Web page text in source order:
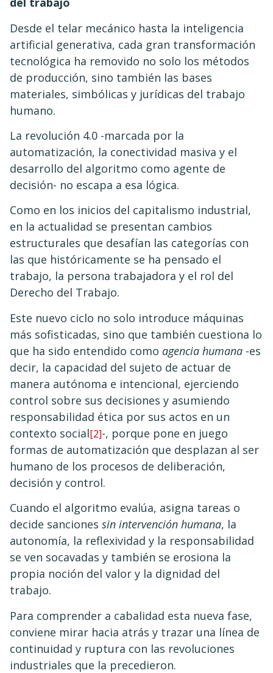
Desde el telar mecánico hasta la inteligencia
artificial generativa, cada gran transformación
tecnológica ha removido no solo los métodos
de producción, sino también las bases
materiales, simbólicas y jurídicas del trabajo
humano.
La revolución 4.0 -marcada por la
automatización, la conectividad masiva y el
desarrollo del algoritmo como agente de
decisión- no escapa a esa lógica.
Como en los inicios del capitalismo industrial,
en la actualidad se presentan cambios
estructurales que desafían las categorías con
las que históricamente se ha pensado el
trabajo, la persona trabajadora y el rol del
Derecho del Trabajo.
Este nuevo ciclo no solo introduce máquinas
más sofisticadas, sino que también cuestiona lo
que ha sido entendido como agencia humana -es
decir, la capacidad del sujeto de actuar de
manera autónoma e intencional, ejerciendo
control sobre sus decisiones y asumiendo
responsabilidad ética por sus actos en un
contexto social[2]-, porque pone en juego
formas de automatización que desplazan al ser
humano de los procesos de deliberación,
decisión y control.
Cuando el algoritmo evalúa, asigna tareas o
decide sanciones sin intervención humana, la
autonomía, la reflexividad y la responsabilidad
se ven socavadas y también se erosiona la
propia noción del valor y la dignidad del
trabajo.
Para comprender a cabalidad esta nueva fase,
conviene mirar hacia atrás y trazar una línea de
continuidad y ruptura con las revoluciones
industriales que la precedieron.